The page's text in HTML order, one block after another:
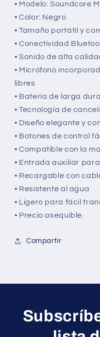
de
alta
calidad
en
lugar
y
en
cualquier
momento
en
y
• Modelo: Soundcore
• Color: Negro
• Tamaño portátil y
• Conectividad
• Sonido de alta
• Micrófono
libres
• Batería de larga
• Tecnología de
• Diseño elegante y
• Botones de control
• Compatible con la
• Entrada auxiliar
• Recargable con
• Resistente al agua
• Ligero para fácil
• Precio asequible.
Compartir